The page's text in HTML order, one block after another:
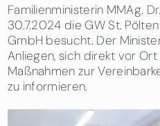
Familienministerin MMAg.
30.7.2024 die GW St.
GmbH besucht. Der
Anliegen, sich direkt vor
Maßnahmen zur
zu informieren.